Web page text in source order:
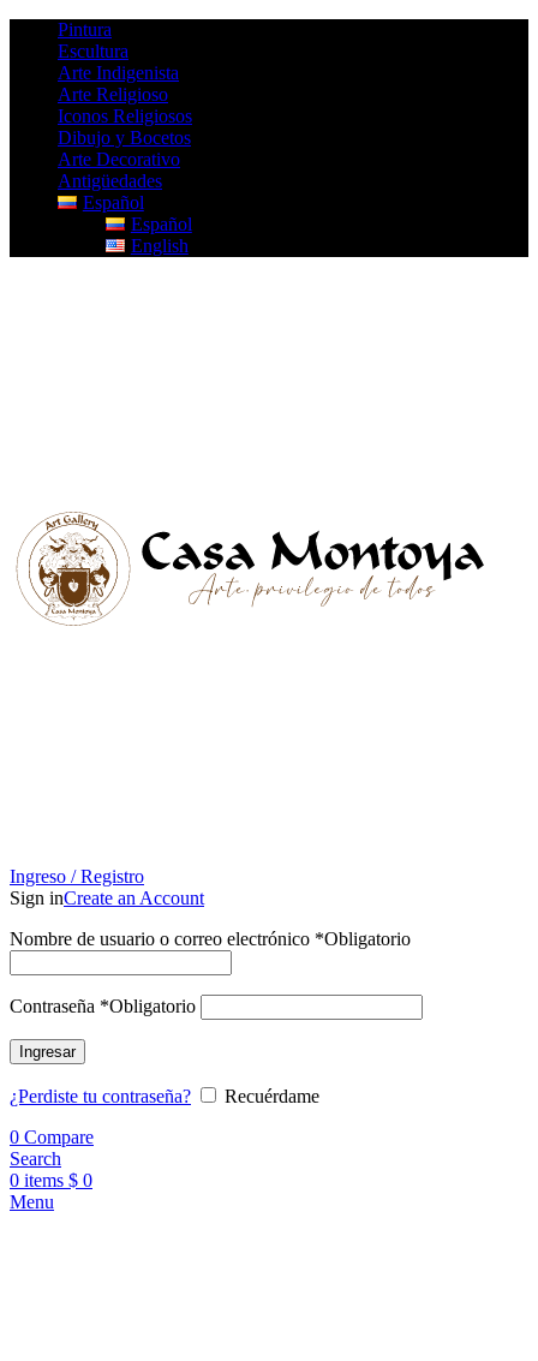
Pintura
Escultura
Arte Indigenista
Arte Religioso
Iconos Religiosos
Dibujo y Bocetos
Arte Decorativo
Antigüedades
Español
Español
English
Ingreso / Registro
Sign inCreate an Account
Nombre de usuario o correo electrónico *Obligatorio
Contraseña *Obligatorio
Ingresar
¿Perdiste tu contraseña?
Recuérdame
0 Compare
Search
0 items $ 0
Menu